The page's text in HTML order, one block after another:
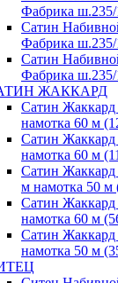
Фабрика ш.235/
Сатин
Фабрика ш.235/
Сатин
Фабрика ш.235/
ЖАККАРД
Сатин
намотка 60 м
Сатин
намотка 60 м
Сатин
м намотка 50 м
Сатин
намотка 60 м
Сатин
намотка 50 м